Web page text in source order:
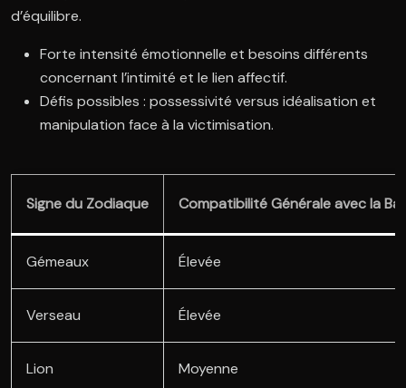
d’équilibre.
Forte intensité émotionnelle et besoins différents
concernant l’intimité et le lien affectif.
Défis possibles : possessivité versus idéalisation et
manipulation face à la victimisation.
Signe du Zodiaque Compatibilité Générale avec la
Gémeaux Élevée
Verseau Élevée
Lion Moyenne